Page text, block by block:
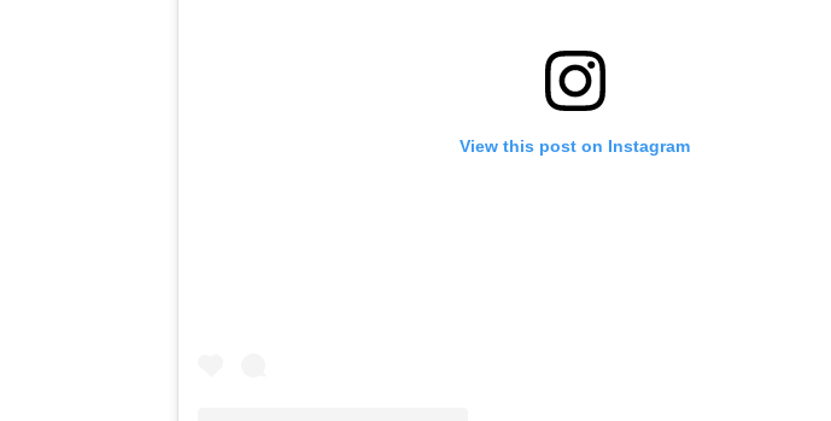
View this post on Instagram